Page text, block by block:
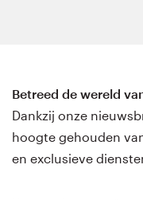
Betreed de wereld
Dankzij onze
hoogte gehouden
en exclusieve